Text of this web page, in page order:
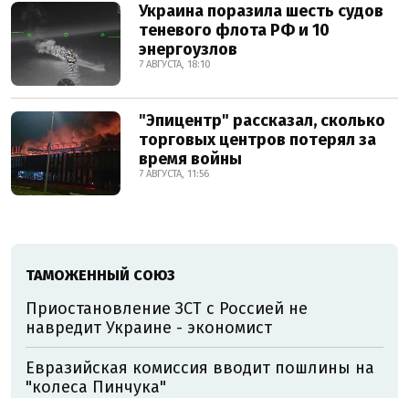
Украина поразила шесть судов
теневого флота РФ и 10
энергоузлов
7 АВГУСТА, 18:10
"Эпицентр" рассказал, сколько
торговых центров потерял за
время войны
7 АВГУСТА, 11:56
ТАМОЖЕННЫЙ СОЮЗ
Приостановление ЗСТ с Россией не
навредит Украине - экономист
Евразийская комиссия вводит пошлины на
"колеса Пинчука"